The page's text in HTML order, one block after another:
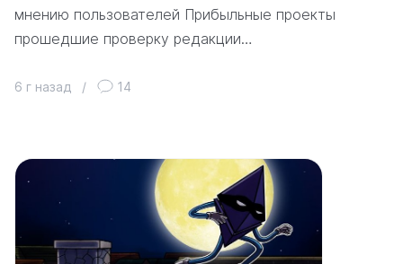
мнению пользователей Прибыльные проекты
прошедшие проверку редакции…
6 г назад / 14